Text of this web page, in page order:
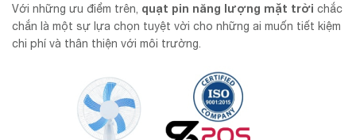
Với những ưu điểm trên, quạt pin năng lượng mặt trời chắc
chắn là một sự lựa chọn tuyệt vời cho những ai muốn tiết kiệm
chi phí và thân thiện với môi trường.